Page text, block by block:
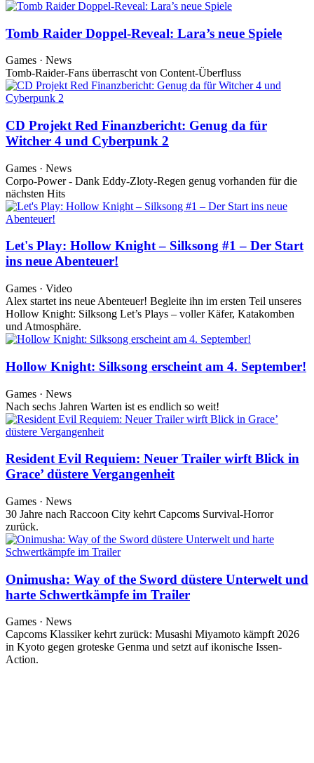
Tomb Raider Doppel-Reveal: Lara’s neue Spiele
Games · News
Tomb-Raider-Fans überrascht von Content-Überfluss
CD Projekt Red Finanzbericht: Genug da für
Witcher 4 und Cyberpunk 2
Games · News
Corpo-Power - Dank Eddy-Zloty-Regen genug vorhanden für die
nächsten Hits
Let's Play: Hollow Knight – Silksong #1 – Der Start
ins neue Abenteuer!
Games · Video
Alex startet ins neue Abenteuer! Begleite ihn im ersten Teil unseres
Hollow Knight: Silksong Let’s Plays – voller Käfer, Katakomben
und Atmosphäre.
Hollow Knight: Silksong erscheint am 4. September!
Games · News
Nach sechs Jahren Warten ist es endlich so weit!
Resident Evil Requiem: Neuer Trailer wirft Blick in
Grace’ düstere Vergangenheit
Games · News
30 Jahre nach Raccoon City kehrt Capcoms Survival-Horror
zurück.
Onimusha: Way of the Sword düstere Unterwelt und
harte Schwertkämpfe im Trailer
Games · News
Capcoms Klassiker kehrt zurück: Musashi Miyamoto kämpft 2026
in Kyoto gegen groteske Genma und setzt auf ikonische Issen-
Action.